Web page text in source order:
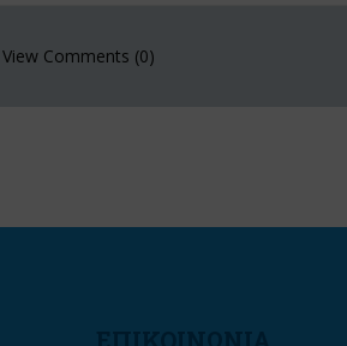
View Comments (0)